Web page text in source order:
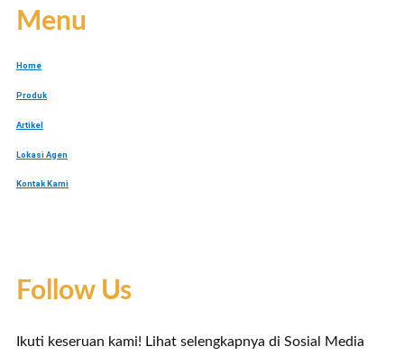
Menu
Home
Produk
Artikel
Lokasi Agen
Kontak Kami
Follow Us
Ikuti keseruan kami! Lihat selengkapnya di Sosial Media